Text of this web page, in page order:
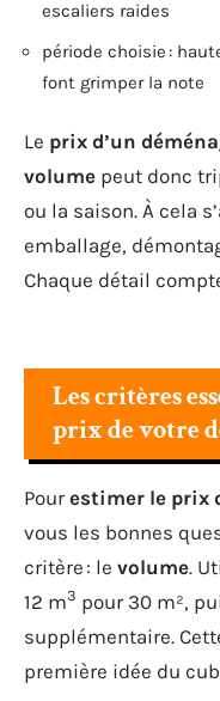
escaliers raides
période choisie :
font grimper la note
Le prix d’un
volume peut donc
ou la saison. À cela
emballage,
Chaque détail
Les critères
prix de votre
Pourestimer le prix
vous les bonnes
critère : le volume.
12 m3 pour 30 m²,
supplémentaire.
première idée du